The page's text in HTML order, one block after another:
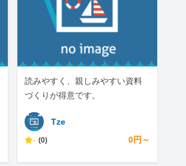
読みやすく、親しみやすい資料
づくりが得意です。
Tze
- (0) 0円～